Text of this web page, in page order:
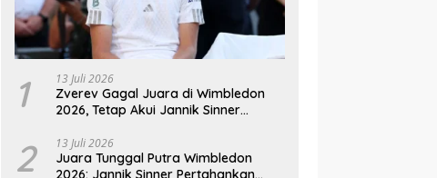
1 13 Juli 2026
Zverev Gagal Juara di Wimbledon
2026, Tetap Akui Jannik Sinner
2 13 Juli 2026
Juara Tunggal Putra Wimbledon
2026: Jannik Sinner Pertahankan